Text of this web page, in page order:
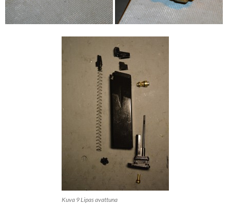
Kuva 9 Lipas avattuna